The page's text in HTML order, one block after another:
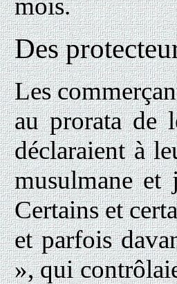
mois.
Des
Les
au prorata de
déclaraient à
musulmane et
Certains et
et parfois
», qui